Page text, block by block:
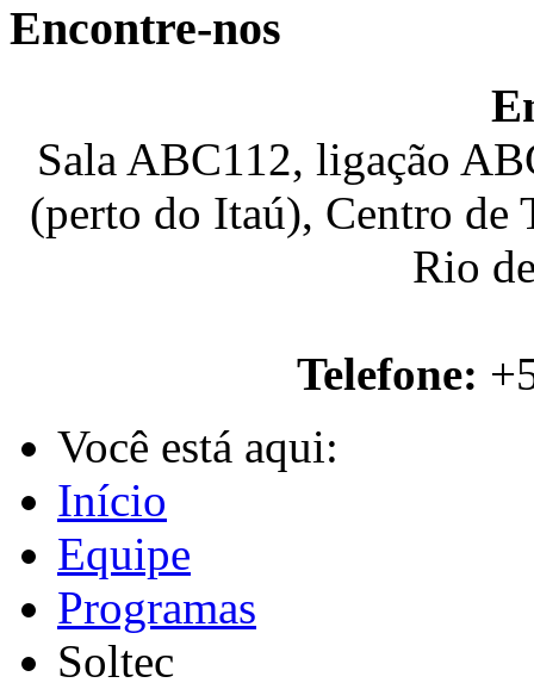
Encontre-nos
Sala ABC112, ligação
(perto do Itaú), Centro de
Rio
Telefone:
Você está aqui:
Início
Equipe
Programas
Soltec